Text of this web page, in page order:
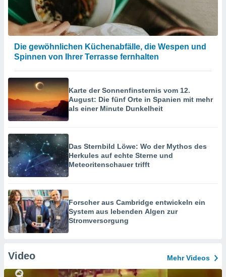
Die gewöhnlichen Küchenabfälle, die Wespen und
Spinnen von Ihrer Terrasse fernhalten
Karte der Sonnenfinsternis vom 12.
August: Die fünf Orte in Spanien mit mehr
als einer Minute Dunkelheit
Das Sternbild Löwe: Wo der Mythos des
Herkules auf echte Sterne und
Meteoritenschauer trifft
Forscher aus Cambridge entwickeln ein
System aus lebenden Algen zur
Stromversorgung
Video Mehr Videos